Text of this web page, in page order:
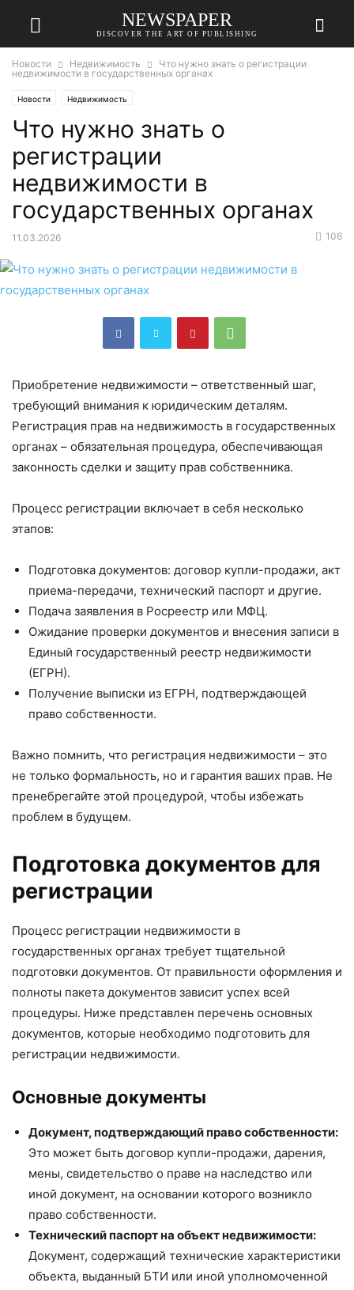
NEWSPAPER
DISCOVER THE ART OF PUBLISHING
Новости Недвижимость
Что нужно знать о регистрации
недвижимости в государственных органах
Новости Недвижимость
Что нужно знать о
регистрации
недвижимости в
государственных органах
11.03.2026 106
Приобретение недвижимости – ответственный шаг,
требующий внимания к юридическим деталям.
Регистрация прав на недвижимость в государственных
органах – обязательная процедура, обеспечивающая
законность сделки и защиту прав собственника.
Процесс регистрации включает в себя несколько
этапов:
Подготовка документов: договор купли-продажи, акт
приема-передачи, технический паспорт и другие.
Подача заявления в Росреестр или МФЦ.
Ожидание проверки документов и внесения записи в
Единый государственный реестр недвижимости
(ЕГРН).
Получение выписки из ЕГРН, подтверждающей
право собственности.
Важно помнить, что регистрация недвижимости – это
не только формальность, но и гарантия ваших прав. Не
пренебрегайте этой процедурой, чтобы избежать
проблем в будущем.
Подготовка документов для
регистрации
Процесс регистрации недвижимости в
государственных органах требует тщательной
подготовки документов. От правильности оформления и
полноты пакета документов зависит успех всей
процедуры. Ниже представлен перечень основных
документов, которые необходимо подготовить для
регистрации недвижимости.
Основные документы
Документ, подтверждающий право собственности:
Это может быть договор купли-продажи, дарения,
мены, свидетельство о праве на наследство или
иной документ, на основании которого возникло
право собственности.
Технический паспорт на объект недвижимости:
Документ, содержащий технические характеристики
объекта, выданный БТИ или иной уполномоченной